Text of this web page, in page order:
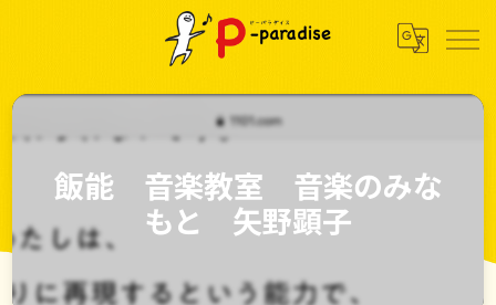
飯能 音楽教室 音楽のみな
もと 矢野顕子